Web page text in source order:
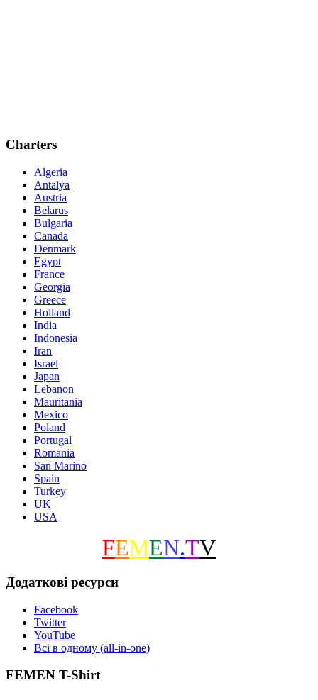
Charters
Algeria
Antalya
Austria
Belarus
Bulgaria
Canada
Denmark
Egypt
France
Georgia
Greece
Holland
India
Indonesia
Iran
Israel
Japan
Lebanon
Mauritania
Mexico
Poland
Portugal
Romania
San Marino
Spain
Turkey
UK
USA
FEMEN.TV
Додаткові ресурси
Facebook
Twitter
YouTube
Всі в одному (all-in-one)
FEMEN T-Shirt